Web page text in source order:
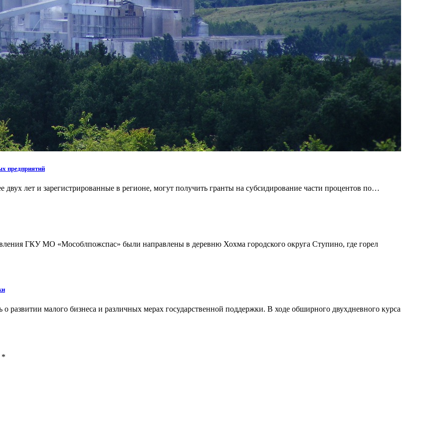
предприятий
лет и зарегистрированные в регионе, могут получить гранты на субсидирование части процентов по…
ГКУ МО «Мособлпожспас» были направлены в деревню Хохма городского округа Ступино, где горел
развитии малого бизнеса и различных мерах государственной поддержки. В ходе обширного двухдневного курса
*